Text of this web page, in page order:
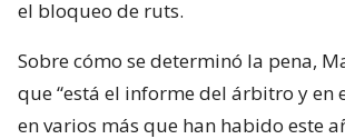
el bloqueo de ruts.
Sobre cómo se determinó la pena,
que “está el informe del árbitro y en
en varios más que han habido este